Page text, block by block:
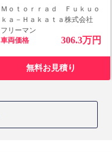
Ｍｏｔｏｒｒａｄ Ｆｕｋｕｏ
ｋａ－Ｈａｋａｔａ株式会社
フリーマン
車両価格 306.3万円
無料お見積り